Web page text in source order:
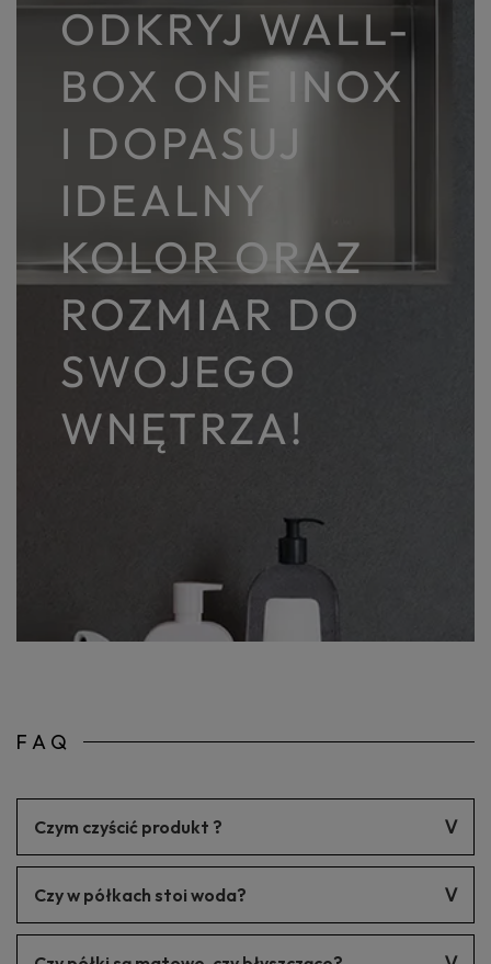
ODKRYJ WALL-
BOX ONE INOX
I DOPASUJ
IDEALNY
KOLOR ORAZ
ROZMIAR DO
SWOJEGO
WNĘTRZA!
FAQ
Czym czyścić produkt ?
Czy w półkach stoi woda?